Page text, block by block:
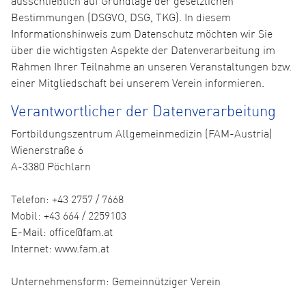
Bestimmungen (DSGVO, DSG, TKG). In diesem
Informationshinweis zum Datenschutz möchten wir Sie
über die wichtigsten Aspekte der Datenverarbeitung im
Rahmen Ihrer Teilnahme an unseren Veranstaltungen bzw.
einer Mitgliedschaft bei unserem Verein informieren.
Verantwortlicher der Datenverarbeitung
Fortbildungszentrum Allgemeinmedizin (FAM-Austria)
Wienerstraße 6
A-3380 Pöchlarn
Telefon: +43 2757 / 7668
Mobil: +43 664 / 2259103
E-Mail: office@fam.at
Internet: www.fam.at
Unternehmensform: Gemeinnütziger Verein